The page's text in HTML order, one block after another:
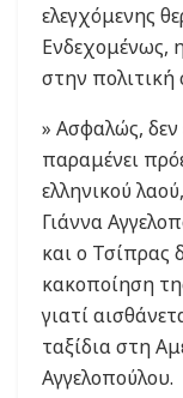
ελεγχόμενης
Ενδεχομένως, η
στην
» Ασφαλώς,
παραμένει
ελληνικού
Γιάννα
και ο Τσίπρας
κακοποίηση
γιατί
ταξίδια στη
Αγγελοπούλου.